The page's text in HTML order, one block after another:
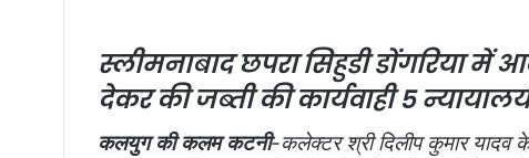
m
a
l
स्लीमनाबाद छपरा सिहुडी डोंगरिया में
देकर की जब्ती की कार्यवाही5
कलयुग की कलम कटनी-कलेक्टर श्री दिलीप कुमार यादव